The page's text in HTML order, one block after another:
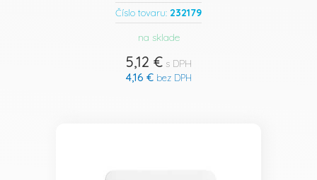
Číslo tovaru: 232179
na sklade
5,12 €s DPH
4,16 €bez DPH